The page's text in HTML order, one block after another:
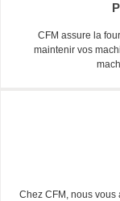
CFM assure la
maintenir vos
Chez CFM, nous vous